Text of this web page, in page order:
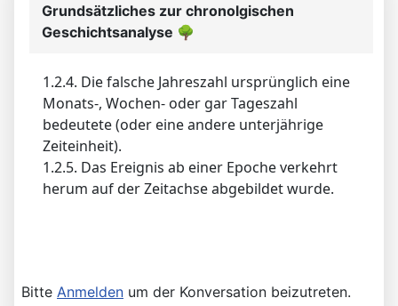
Grundsätzliches zur chronolgischen
Geschichtsanalyse 🌳
1.2.4. Die falsche Jahreszahl ursprünglich eine
Monats-, Wochen- oder gar Tageszahl
bedeutete (oder eine andere unterjährige
Zeiteinheit).
1.2.5. Das Ereignis ab einer Epoche verkehrt
herum auf der Zeitachse abgebildet wurde.
Bitte Anmelden um der Konversation beizutreten.